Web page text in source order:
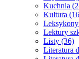
Kuchnia
Kultura
Leksykony
Lektury
Listy (36)
Literatura